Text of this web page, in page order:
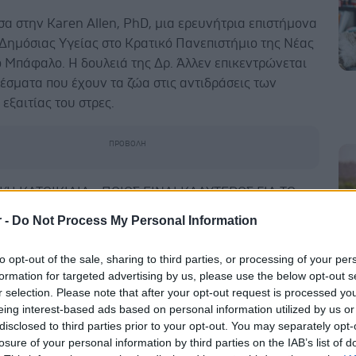
- Do Not Process My Personal Information
opt-out of the sale, sharing to third parties, or processing of your
for targeted advertising by us, please use the below opt-out
selection. Please note that after your opt-out request is processed
interest-based ads based on personal information utilized by us
to third parties prior to your opt-out. You may separately
of your personal information by third parties on the IAB’s list of
στην Karen Allen, PhD, μια ερευνήτρια επιστήμονα
Υγείας στο Κρατικό Πανεπιστήμιο της Νέας
Μπάφαλο. Η δουλειά της Δρ. Άλλεν επικεντρώνεται
που έχουν τα ζώα στις αντιδράσεις των
του στρες.
ΚΑΤΟΙΚΙΔΙΑ - ΠΟΙΟΣ ΕΙΝΑΙ ΚΑΛΥΤΕΡΟΣ ΓΙΑ ΤΟ
έχει κάνει διάφορες μελέτες που αφορούν
- να είναι παρόν ο καλύτερος φίλος σας ή το
σας σε καταστάσεις που σας δημιουργούν άγχος;
- να είναι παρόν ο/η σύζυγός σας ή το
σας σε καταστάσεις που σας δημιουργούν άγχος;
τα ζώα την πίεση του αίματος (μια συνήθης